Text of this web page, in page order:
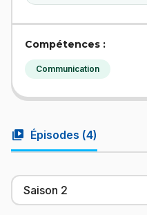
Compétences :
Communication
video_library Épisodes (4)